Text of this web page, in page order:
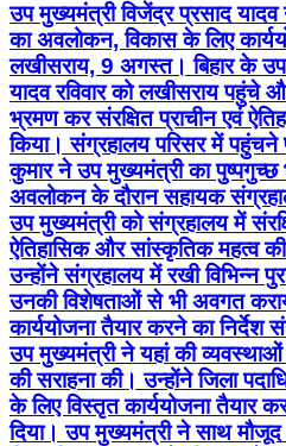
उप मुख्यमंत्री विजेंद्र प्रसाद
का अवलोकन, विकास के लिए
लखीसराय, 9 अगस्त। बिहार के
यादव रविवार को लखीसराय पहुंचे
भ्रमण कर संरक्षित प्राचीन एवं
किया। संग्रहालय परिसर में पहुंचने
कुमार ने उप मुख्यमंत्री का
अवलोकन के दौरान सहायक
उप मुख्यमंत्री को संग्रहालय में
ऐतिहासिक और सांस्कृतिक महत्व की
उन्होंने संग्रहालय में रखी विभिन्न
उनकी विशेषताओं से भी अवगत
कार्ययोजना तैयार करने का
उप मुख्यमंत्री ने यहां की व्यवस्थाओं
की सराहना की। उन्होंने जिला
के लिए विस्तृत कार्ययोजना तैयार
दिया। उप मुख्यमंत्री ने साथ मौजूद